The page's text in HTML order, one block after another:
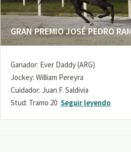
GRAN PREMIO JOSÉ PEDRO
Ganador: Ever Daddy (ARG)
Jockey: William Pereyra
Cuidador: Juan F. Saldivia
Stud: Tramo 20 Seguir leyendo